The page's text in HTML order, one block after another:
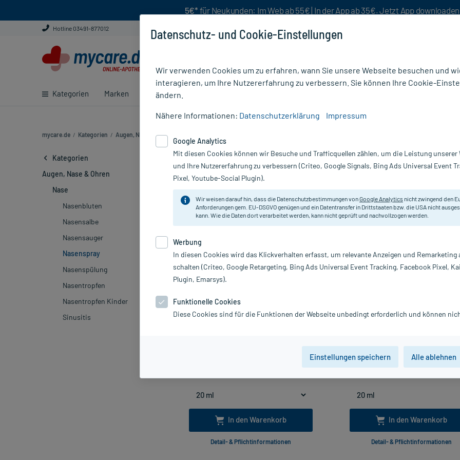
5€* für Neukunden: Im Web ab 55€ | In der App ab 35€. Jetzt App downloaden
Hotline 03491-877012
Kategorien Marken Ratgeber
mycare.de / Kategorien / Augen, Nase & Ohren
Kategorien
Augen, Nase & Ohren
Nase
Nasenbluten
Nasensalbe
Nasensauger
Nasenspray
Nasenspülung
Nasentropfen
Nasentropfen Kinder
Sinusitis
Nasenspray
Sortieren Relevanz absteigend Produkte pro Seite: 24
In den Warenkorb
Detail- & Pflichtinformationen
inkl. MwSt.
In den Warenkorb
Detail- & Pflichtinformationen
Datenschutz- und Cookie-Einstellungen
Wir verwenden Cookies um zu erfahren, wann Sie unsere Webseite besuchen und
interagieren, um Ihre Nutzererfahrung zu verbessern. Sie können Ihre Cookie-
ändern.
Nähere Informationen: Datenschutzerklärung Impressum
Google Analytics
Mit diesen Cookies können wir Besuche und Trafficquellen zählen, um die Leistung unserer
und Ihre Nutzererfahrung zu verbessern (Criteo, Google Signals, Bing Ads Universal Event
Pixel, Youtube-Social Plugin).
Wir weisen darauf hin, dass die Datenschutzbestimmungen vonGoogle Analytics nicht zwingend den
Anforderungen gem. EU-DSGVO genügen und ein Datentransfer in Drittstaaten bzw. die USA nicht
kann. Wie die Daten dort verarbeitet werden, kann nicht geprüft und nachvollzogen werden.
Werbung
In diesen Cookies wird das Klickverhalten erfasst, um relevante Anzeigen und Remarketing
schalten (Criteo, Google Retargeting, Bing Ads Universal Event Tracking, Facebook Pixel,
Plugin, Emarsys).
Funktionelle Cookies
Diese Cookies sind für die Funktionen der Webseite unbedingt erforderlich und können
Einstellungen speichern Alle ablehnen